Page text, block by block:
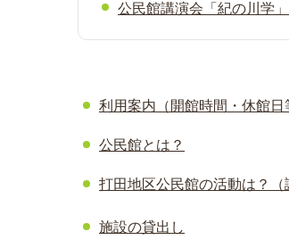
公民館講演会「紀の川学」
利用案内（開館時間・休館日
公民館とは？
打田地区公民館の活動は？（
施設の貸出し